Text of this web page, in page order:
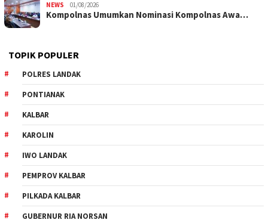
NEWS 01/08/2026
Kompolnas Umumkan Nominasi Kompolnas Awa…
TOPIK POPULER
POLRES LANDAK
PONTIANAK
KALBAR
KAROLIN
IWO LANDAK
PEMPROV KALBAR
PILKADA KALBAR
GUBERNUR RIA NORSAN